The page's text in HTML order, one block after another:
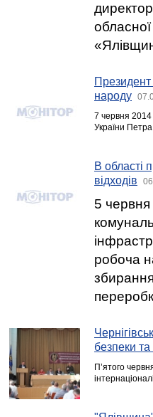
народу
7 червня 2014
України
В області
відходів
5
робоча
безпеки
П’ятого